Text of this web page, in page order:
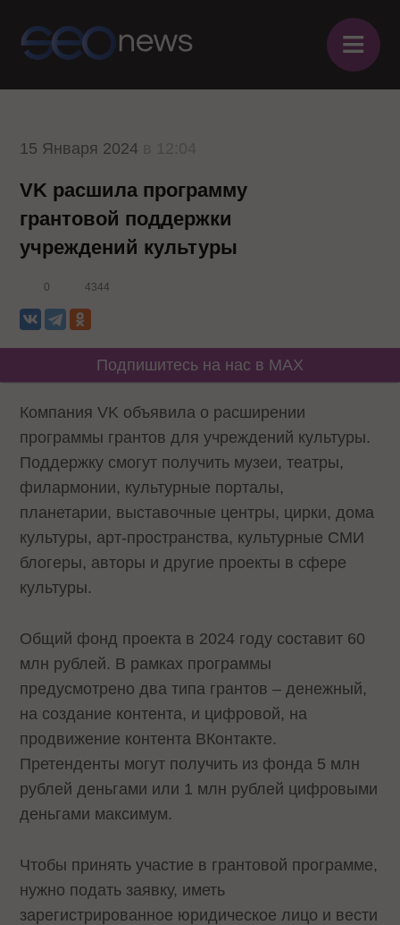
≡
15 Января 2024
VK расшила программу
грантовой поддержки
учреждений культуры
0 4344
Подпишитесь на нас в MAX
Компания VK объявила о расширении
программы грантов для учреждений культуры.
Поддержку смогут получить музеи, театры,
филармонии, культурные порталы,
планетарии, выставочные центры, цирки, дома
культуры, арт-пространства, культурные СМИ
блогеры, авторы и другие проекты в сфере
культуры.
Общий фонд проекта в 2024 году составит 60
млн рублей. В рамках программы
предусмотрено два типа грантов – денежный,
на создание контента, и цифровой, на
продвижение контента ВКонтакте.
Претенденты могут получить из фонда 5 млн
рублей деньгами или 1 млн рублей цифровыми
деньгами максимум.
Чтобы принять участие в грантовой программе,
нужно подать заявку, иметь
зарегистрированное юридическое лицо и вести